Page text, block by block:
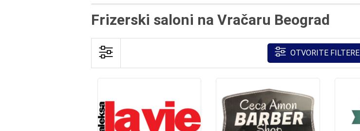
Frizerski saloni na Vračaru Beograd
OTVORITE FILTERE